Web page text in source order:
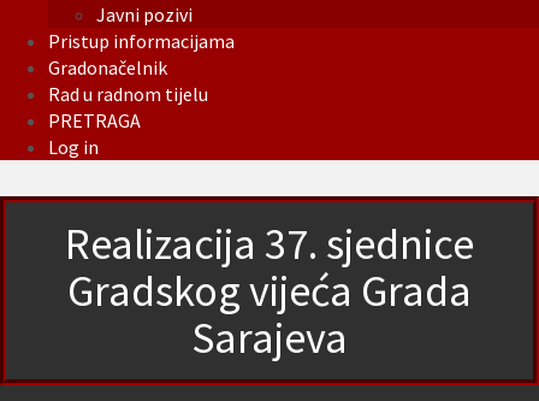
Javni pozivi
Pristup informacijama
Gradonačelnik
Rad u radnom tijelu
PRETRAGA
Log in
Realizacija 37. sjednice
Gradskog vijeća Grada
Sarajeva